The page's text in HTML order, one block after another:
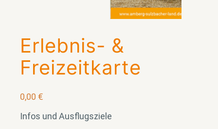
Erlebnis- &
Freizeitkarte
0,00 €
Infos und Ausflugsziele